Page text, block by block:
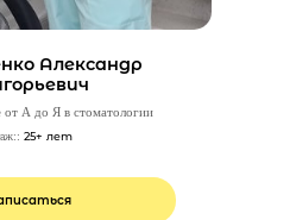
Александр
от А до Я в стоматологии
25+ лет